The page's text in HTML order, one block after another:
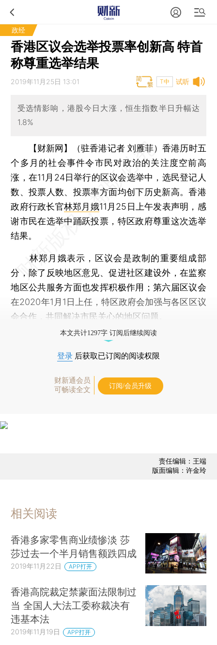
政经
香港区议会选举投票率创新高 特首
称尊重选举结果
试听
2019年11月25日 13:01 T中
受选情影响，港股今日大涨，恒生指数半日升幅达
1.8%
【财新网】（驻香港记者 刘雁菲）香港历时五
个多月的社会事件令市民对政治的关注度空前高
涨，在11月24日举行的区议会选举中，选民登记人
数、投票人数、投票率方面均创下历史新高。香港
政府行政长官林郑月娥11月25日上午发表声明，感
谢市民在选举中踊跃投票，特区政府尊重这次选举
结果。
林郑月娥表示，区议会是政制的重要组成部
分，除了反映地区意见、促进社区建设外，在监察
地区公共服务方面也发挥积极作用；第六届区议会
在2020年1月1日上任，特区政府会加强与各区区议
会合作，共同解决市民关心的地区问题。
本文共计1297字 订阅后继续阅读
登录 后获取已订阅的阅读权限
财新通会员
可畅读全文
订阅/会员升级
责任编辑：王端
版面编辑：许金玲
相关阅读
香港多家零售商业绩惨淡 莎
莎过去一个半月销售额跌四成
2019年11月22日 APP打开
香港高院裁定禁蒙面法限制过
当 全国人大法工委称裁决有
违基本法
2019年11月19日 APP打开